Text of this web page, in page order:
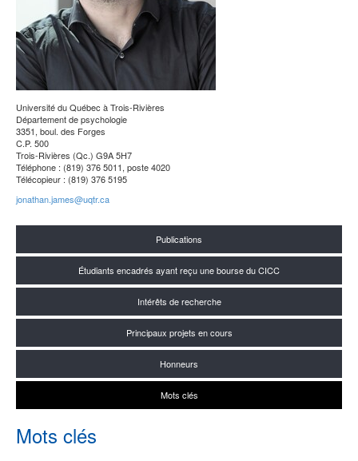
Université du Québec à Trois-Rivières
Département de psychologie
3351, boul. des Forges
C.P. 500
Trois-Rivières (Qc.) G9A 5H7
Téléphone : (819) 376 5011, poste 4020
Télécopieur : (819) 376 5195
jonathan.james@uqtr.ca
Publications
Étudiants encadrés ayant reçu une bourse du CICC
Intérêts de recherche
Principaux projets en cours
Honneurs
Mots clés
Mots clés